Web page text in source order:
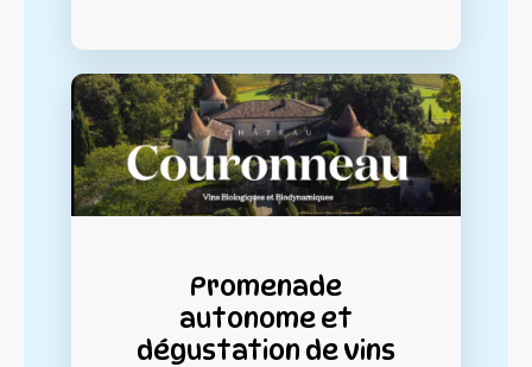
Promenade
autonome et
dégustation de vins